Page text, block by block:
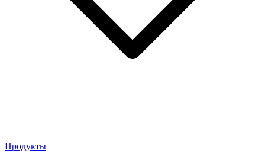
Продукты